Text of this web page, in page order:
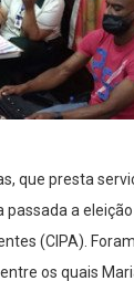
que presta
a
(CIPA).
os quais